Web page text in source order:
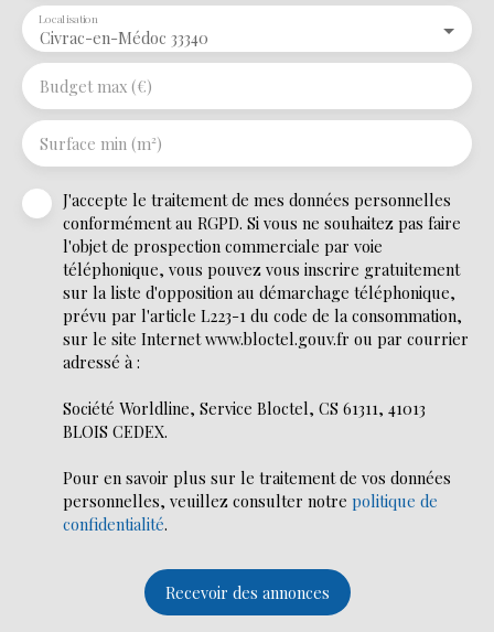
Civrac-en-Médoc 33340
Localisation
Budget max (€)
Surface min (m²)
J'accepte le traitement de mes données personnelles
conformément au RGPD. Si vous ne souhaitez pas faire
l'objet de prospection commerciale par voie
téléphonique, vous pouvez vous inscrire gratuitement
sur la liste d'opposition au démarchage téléphonique,
prévu par l'article L223-1 du code de la consommation,
sur le site Internet www.bloctel.gouv.fr ou par courrier
adressé à :
Société Worldline, Service Bloctel, CS 61311, 41013
BLOIS CEDEX.
Pour en savoir plus sur le traitement de vos données
personnelles, veuillez consulter notre politique de
confidentialité.
Recevoir des annonces